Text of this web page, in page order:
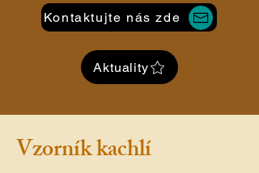
Kontaktujte nás zde
Aktuality
Vzorník kachlí